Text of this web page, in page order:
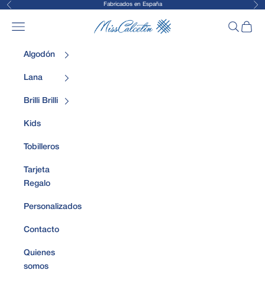
Ir al contenido
Anterior Fabricados en España
MissCalcetin
Abrir menú de navegación AbrirAbrir
Algodón
Lana
Brilli Brilli
Kids
Tobilleros
Tarjeta
Regalo
Personalizados
Contacto
Quienes
somos